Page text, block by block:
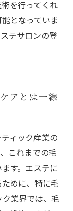
を行ってくれ
となっていま
テサロンの登
アとは一線
ィック産業の
これまでの毛
す。エステに
めに、特に毛
業界では、毛